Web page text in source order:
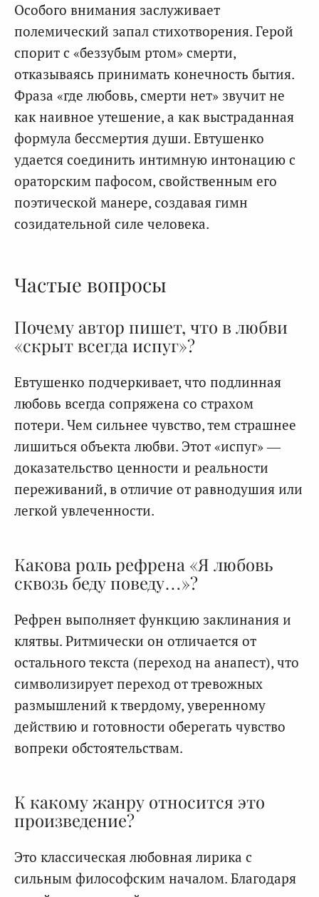
Особого внимания заслуживает
полемический запал стихотворения. Герой
спорит с «беззубым ртом» смерти,
отказываясь принимать конечность бытия.
Фраза «где любовь, смерти нет» звучит не
как наивное утешение, а как выстраданная
формула бессмертия души. Евтушенко
удается соединить интимную интонацию с
ораторским пафосом, свойственным его
поэтической манере, создавая гимн
созидательной силе человека.
Частые вопросы
Почему автор пишет, что в любви
«скрыт всегда испуг»?
Евтушенко подчеркивает, что подлинная
любовь всегда сопряжена со страхом
потери. Чем сильнее чувство, тем страшнее
лишиться объекта любви. Этот «испуг» —
доказательство ценности и реальности
переживаний, в отличие от равнодушия или
легкой увлеченности.
Какова роль рефрена «Я любовь
сквозь беду поведу…»?
Рефрен выполняет функцию заклинания и
клятвы. Ритмически он отличается от
остального текста (переход на анапест), что
символизирует переход от тревожных
размышлений к твердому, уверенному
действию и готовности оберегать чувство
вопреки обстоятельствам.
К какому жанру относится это
произведение?
Это классическая любовная лирика с
сильным философским началом. Благодаря